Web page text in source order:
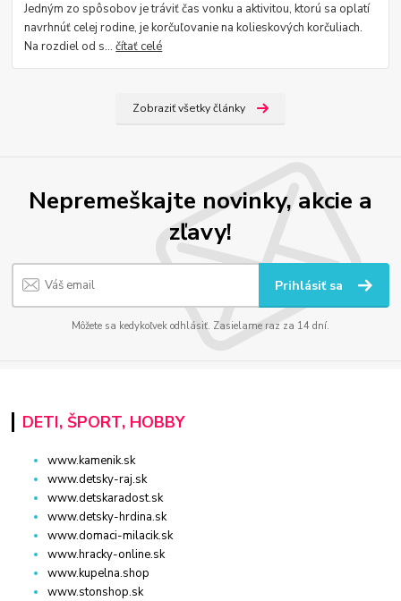
Jedným zo spôsobov je tráviť čas vonku a aktivitou, ktorú sa oplatí
navrhnúť celej rodine, je korčuľovanie na kolieskových korčuliach.
Na rozdiel od s...čítať celé
Zobraziť všetky články
Nepremeškajte novinky, akcie a
zľavy!
Prihlásiť sa
Môžete sa kedykoľvek odhlásiť. Zasielame raz za 14 dní.
DETI, ŠPORT, HOBBY
www.kamenik.sk
www.detsky-raj.sk
www.detskaradost.sk
www.detsky-hrdina.sk
www.domaci-milacik.sk
www.hracky-online.sk
www.kupelna.shop
www.stonshop.sk